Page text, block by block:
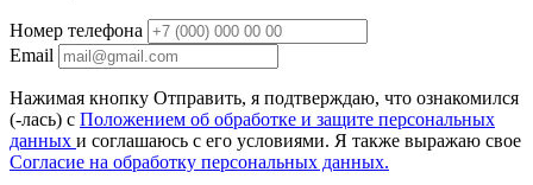
Номер телефона
Email
Нажимая кнопку Отправить, я подтверждаю, что ознакомился
(-лась) с Положением об обработке и защите персональных
данных и соглашаюсь с его условиями. Я также выражаю свое
Согласие на обработку персональных данных.